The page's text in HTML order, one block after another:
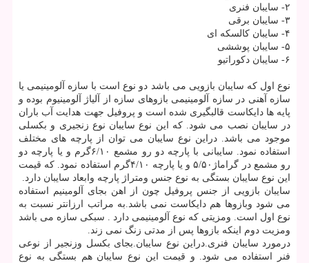
۲- سایبان فنری
۳- سایبان برقی
۴- سایبان کالسکه ای
۵- سایبان پوششی
۶- سایبان دکوراتیو
نوع اول که سایبان بازویی می باشد دو نوع است با سازه آلومینیمی یا
سازه آهنی در سازه آلومینیمی بازوهای سازه از آلیاژ آلومینیوم بوده و
پایه ها دایکاست قالبگیری شده است و پروفیل جهت هدایت آب باران
در سایبان نصب می شود. که این نوع سایبان نوع زنجیری و بکسلی
موجود می باشد. دراین نوع سایبان می توان از پارچه های مختلف
استفاده نمود. سایبانی با پارچه دو رو مشمع ۶/۱۰گرم و یا پارچه دو
رو مشمع در گراماژ۵/۵۰ و یا پارچه ۴/۱۰گرم استفاده نمود. که قیمت
این نوع سایبان بستگی به نوع جنس ومتراژ پارچه وابعاد سایبان دارد.
سایبان بازویی از جنس پروفیل چون از اهن بجای آلومینیم استفاده
می شود وبازوها هم دایکاست نمی باشد.به مراتب ارزانتر نسبت به
نوع اول است. ومزیتی که نوع آلومینیمی دارد . سبکی سازه می باشد
ومزیت دوم اینکه بازوها پس از مدتی زنگ نمی زند.
درمورد سایبان فنری.دراین نوع سایبان.بجای بکسل وزنجیر از نوعی
فنر استفاده می شود. و قیمت این نوع سایبان هم بستگی به نوع